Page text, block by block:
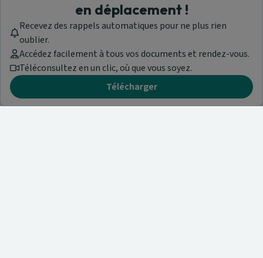
en déplacement !
Recevez des rappels automatiques pour ne plus rien
oublier.
Accédez facilement à tous vos documents et rendez-vous.
Téléconsultez en un clic, où que vous soyez.
Télécharger